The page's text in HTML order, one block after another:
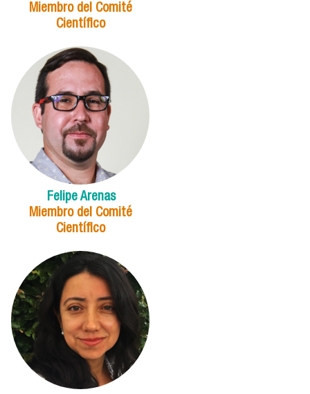
Miembro del Comité
Científico
Felipe Arenas
Miembro del Comité
Científico